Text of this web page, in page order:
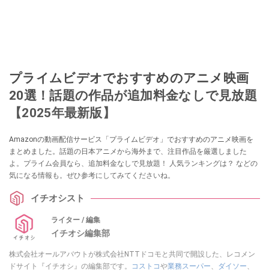
プライムビデオでおすすめのアニメ映画
20選！話題の作品が追加料金なしで見放題
【2025年最新版】
Amazonの動画配信サービス「プライムビデオ」でおすすめのアニメ映画を
まとめました。話題の日本アニメから海外まで、注目作品を厳選しました
よ。プライム会員なら、追加料金なしで見放題！ 人気ランキングは？ などの
気になる情報も。ぜひ参考にしてみてくださいね。
イチオシスト
ライター / 編集
イチオシ編集部
株式会社オールアバウトが株式会社NTTドコモと共同で開設した、レコメン
ドサイト『イチオシ』の編集部です。
コストコや業務スーパー、 ダイソー、